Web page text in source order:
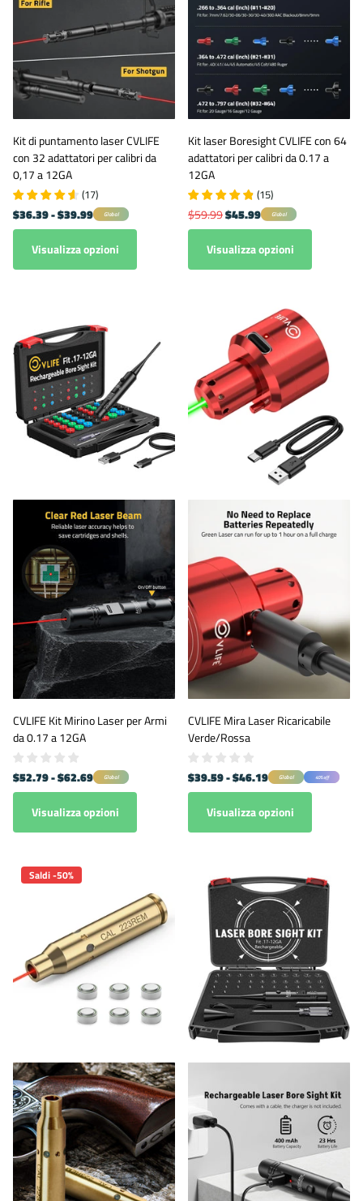
Kit di puntamento laser CVLIFE
con 32 adattatori per calibri da
0,17 a 12GA
(17)
$36.39- $39.99 Global
Visualizza opzioni
Kit laser Boresight CVLIFE con 64
adattatori per calibri da 0.17 a
12GA
(15)
$59.99$45.99 Global
Visualizza opzioni
CVLIFE Kit Mirino Laser per Armi
da 0.17 a 12GA
$52.79- $62.69 Global
Visualizza opzioni
CVLIFE Mira Laser Ricaricabile
Verde/Rossa
$39.59- $46.19 Global 40% off
Visualizza opzioni
Saldi -50%